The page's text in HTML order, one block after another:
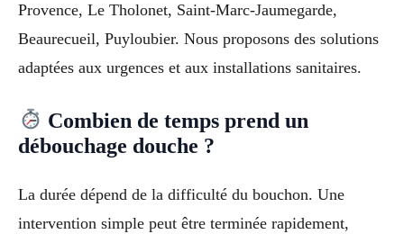
Provence, Le Tholonet, Saint-Marc-Jaumegarde,
Beaurecueil, Puyloubier. Nous proposons des solutions
adaptées aux urgences et aux installations sanitaires.
Combien de temps prend un
débouchage douche ?
La durée dépend de la difficulté du bouchon. Une
intervention simple peut être terminée rapidement,